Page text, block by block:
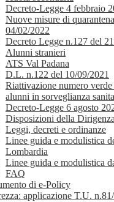
Decreto-Legge 4 febbraio
Nuove misure di
04/02/2022
Decreto Legge n.127 del
Alunni stranieri
ATS Val Padana
D.L. n.122 del 10/09/2021
Riattivazione numero
alunni in sorveglianza
Decreto-Legge 6 agosto
Disposizioni della Dirigenza
Leggi, decreti e ordinanze
Linee guida e modulistica
Lombardia
Linee guida e modulistica
FAQ
di e-Policy
applicazione T.U.